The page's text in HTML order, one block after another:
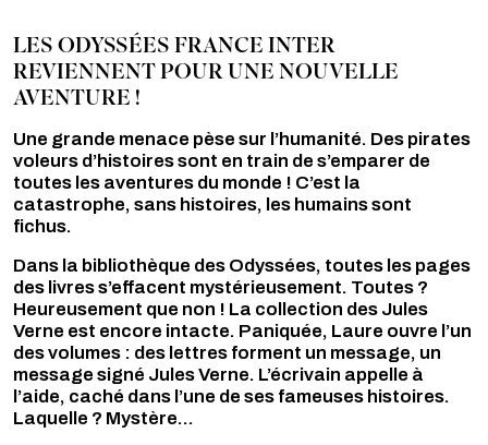
LES ODYSSÉES FRANCE INTER
REVIENNENT POUR UNE NOUVELLE
AVENTURE !
Une grande menace pèse sur l’humanité. Des pirates
voleurs d’histoires sont en train de s’emparer de
toutes les aventures du monde ! C’est la
catastrophe, sans histoires, les humains sont
fichus.
Dans la bibliothèque des Odyssées, toutes les pages
des livres s’effacent mystérieusement. Toutes ?
Heureusement que non ! La collection des Jules
Verne est encore intacte. Paniquée, Laure ouvre l’un
des volumes : des lettres forment un message, un
message signé Jules Verne. L’écrivain appelle à
l’aide, caché dans l’une de ses fameuses histoires.
Laquelle ? Mystère...